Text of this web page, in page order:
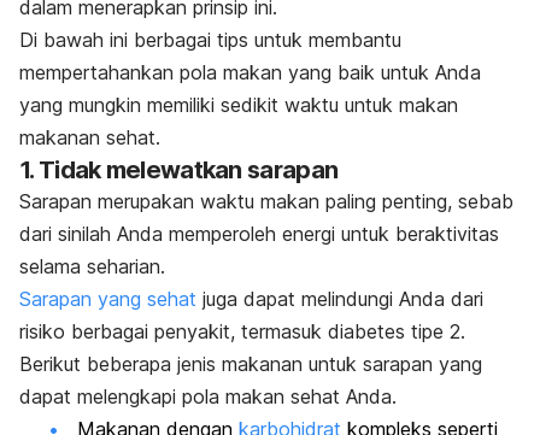
dalam menerapkan prinsip ini.
Di bawah ini berbagai tips untuk membantu
mempertahankan pola makan yang baik untuk Anda
yang mungkin memiliki sedikit waktu untuk makan
makanan sehat.
1. Tidak melewatkan sarapan
Sarapan merupakan waktu makan paling penting, sebab
dari sinilah Anda memperoleh energi untuk beraktivitas
selama seharian.
Sarapan yang sehat juga dapat melindungi Anda dari
risiko berbagai penyakit, termasuk diabetes tipe 2.
Berikut beberapa jenis makanan untuk sarapan yang
dapat melengkapi pola makan sehat Anda.
Makanan dengan karbohidrat kompleks seperti